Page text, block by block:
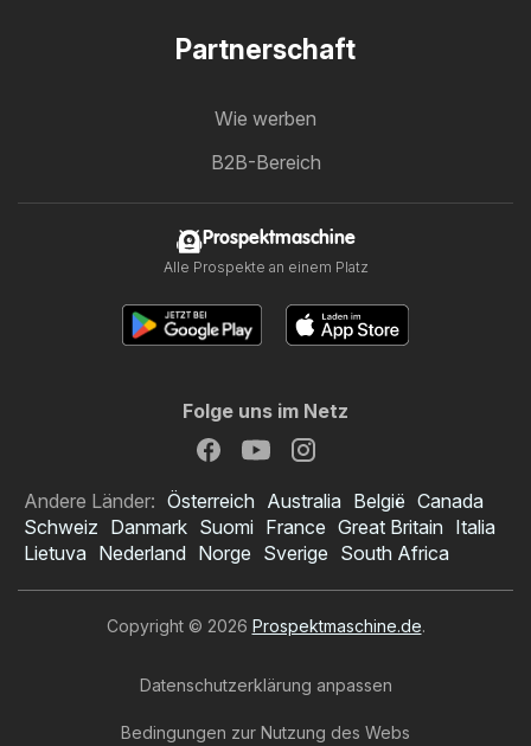
Partnerschaft
Wie werben
B2B-Bereich
Prospektmaschine
Alle Prospekte an einem Platz
Folge uns im Netz
Andere Länder: Österreich Australia België Canada
Schweiz Danmark Suomi France Great Britain Italia
Lietuva Nederland Norge Sverige South Africa
Copyright © 2026 Prospektmaschine.de.
Datenschutzerklärung anpassen
Bedingungen zur Nutzung des Webs